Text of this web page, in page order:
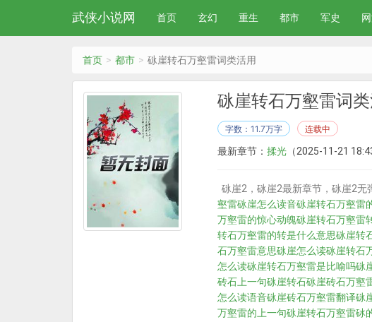
武侠小说网 首页 玄幻 重生 都市 军史
首页 都市 砯崖转石万壑雷词类活用
砯崖转石万壑雷词类
字数：11.7万字 连载中
最新章节： 揉光（2025-11-21
砯崖2，砯崖2最新章节，砯崖2无
壑雷砯崖怎么读音砯崖转石万壑雷
万壑雷的惊心动魄砯崖转石万壑雷
转石万壑雷的转是什么意思砯崖转
石万壑雷意思砯崖怎么读砯崖转石
怎么读砯崖转石万壑雷是比喻吗砯
砖石上一句砯崖转石砯崖砖石万壑
怎么读语音砯崖砖石万壑雷翻译砯
万壑雷的上一句砯崖转石万壑雷砅